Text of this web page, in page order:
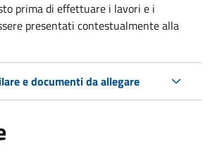
prima di effettuare i lavori e i
presentati contestualmente alla
e documenti da allegare